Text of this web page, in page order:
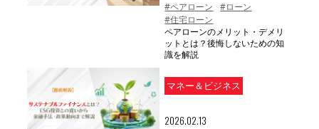
#ペアローン
#ローン
#住宅ローン
ペアローンのメリット・デメリ
ットとは？後悔しないための知
識を解説
マネー＆ビジネス
2026.02.13